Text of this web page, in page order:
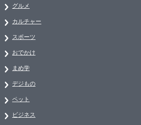
グルメ
カルチャー
スポーツ
おでかけ
まめ学
デジもの
ペット
ビジネス